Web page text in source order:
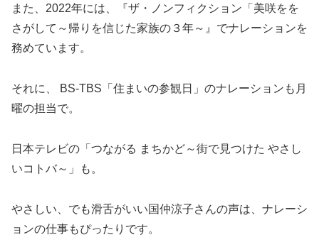
また、2022年には、『ザ・ノンフィクション「美咲をを
さがして～帰りを信じた家族の３年～』でナレーションを
務めています。
それに、 BS-TBS「住まいの参観日」のナレーションも月
曜の担当で。
日本テレビの「つながる まちかど～街で見つけた やさし
いコトバ～」も。
やさしい、でも滑舌がいい国仲涼子さんの声は、ナレーシ
ョンの仕事もぴったりです。